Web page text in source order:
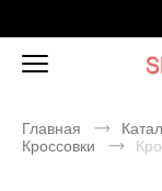
Главная
Кроссовки